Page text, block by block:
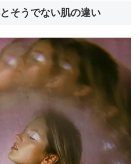
そうでない肌の違い